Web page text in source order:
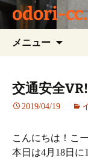
odori-
メニュー
ツ
キ
ッ
交通安全
2019/04/19
こんにちは！こ
本日は4月18日